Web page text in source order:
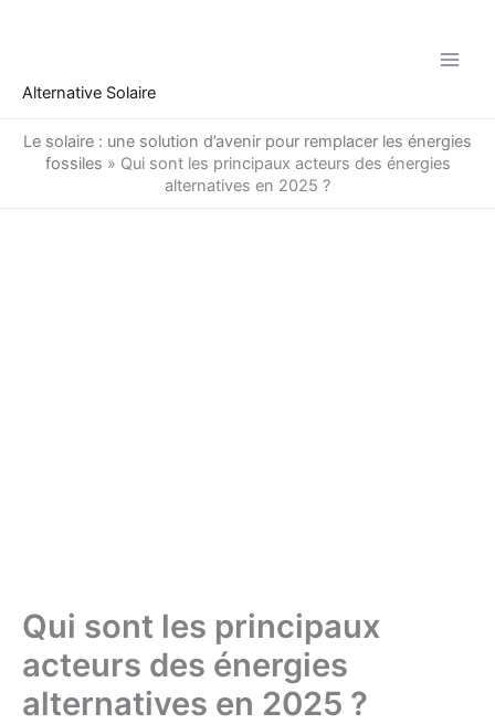
Alternative Solaire
Le solaire : une solution d’avenir pour remplacer les énergies
fossiles » Qui sont les principaux acteurs des énergies
alternatives en 2025 ?
Qui sont les principaux
acteurs des énergies
alternatives en 2025 ?